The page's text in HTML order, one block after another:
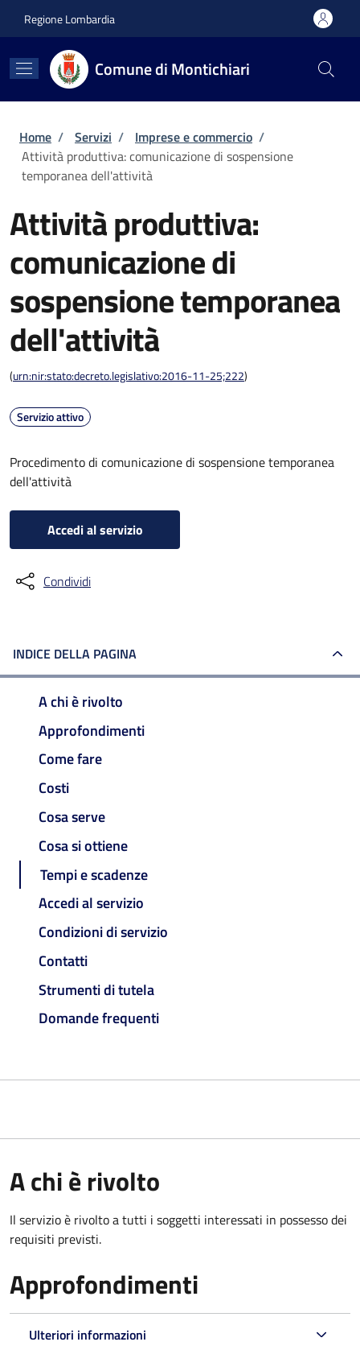
Regione Lombardia
Comune di Montichiari
Briciole di pane
Home / Servizi / Imprese e commercio /
Attività produttiva: comunicazione di sospensione
temporanea dell'attività
Attività produttiva:
comunicazione di
sospensione temporanea
dell'attività
(urn:nir:stato:decreto.legislativo:2016-11-25;222)
Servizio attivo
Procedimento di comunicazione di sospensione temporanea
dell'attività
Accedi al servizio
Condividi
INDICE DELLA PAGINA
A chi è rivolto
Approfondimenti
Come fare
Costi
Cosa serve
Cosa si ottiene
Tempi e scadenze
Accedi al servizio
Condizioni di servizio
Contatti
Strumenti di tutela
Domande frequenti
A chi è rivolto
Il servizio è rivolto a tutti i soggetti interessati in possesso dei
requisiti previsti.
Approfondimenti
Ulteriori informazioni